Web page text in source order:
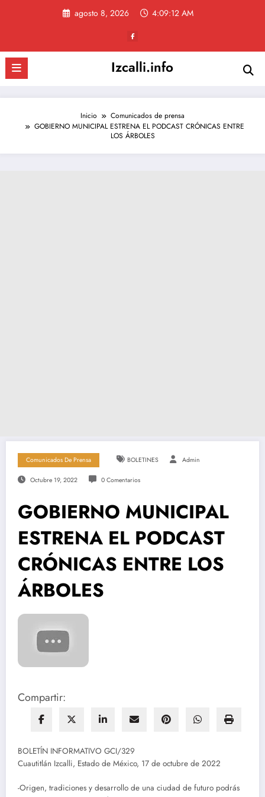
agosto 8, 2026 4:09:12 AM
Izcalli.info
Inicio
Comunicados de prensa
GOBIERNO MUNICIPAL ESTRENA EL PODCAST CRÓNICAS ENTRE
LOS ÁRBOLES
Comunicados De Prensa BOLETINES Admin
Octubre 19, 2022 0 Comentarios
GOBIERNO MUNICIPAL
ESTRENA EL PODCAST
CRÓNICAS ENTRE LOS
ÁRBOLES
Compartir:
BOLETÍN INFORMATIVO GCI/329
Cuautitlán Izcalli, Estado de México, 17 de octubre de 2022
-Origen, tradiciones y desarrollo de una ciudad de futuro podrás